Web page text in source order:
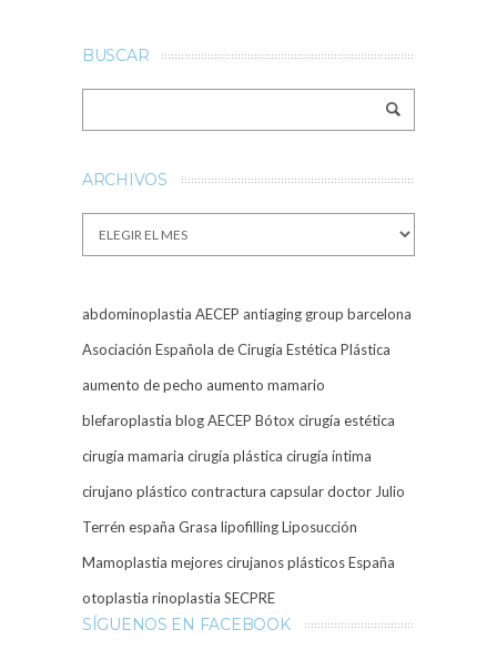
BUSCAR
ARCHIVOS
Archivos
abdominoplastia AECEP antiaging group barcelona
Asociación Española de Cirugía Estética Plástica
aumento de pecho aumento mamario
blefaroplastia blog AECEP Bótox cirugía estética
cirugía mamaria cirugía plástica cirugía íntima
cirujano plástico contractura capsulardoctor Julio
Terrén españa Grasa lipofillingLiposucción
Mamoplastia mejores cirujanos plásticos España
otoplastia rinoplastia SECPRE
SÍGUENOS EN FACEBOOK